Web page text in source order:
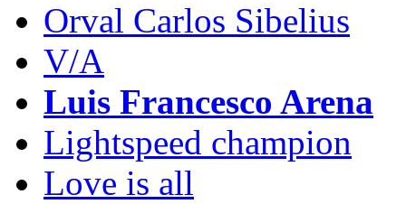
Orval Carlos Sibelius
V/A
Luis Francesco Arena
Lightspeed champion
Love is all